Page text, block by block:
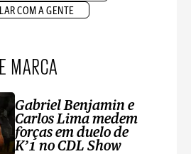
COM A GENTE
MARCA
Gabriel Benjamin e
Carlos Lima medem
forças em duelo de
K’1 no CDL Show